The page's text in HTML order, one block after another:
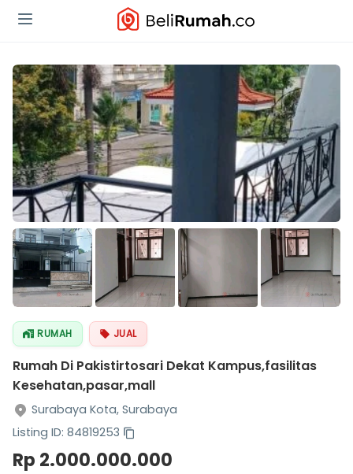
RUMAH JUAL
Rumah Di Pakistirtosari Dekat Kampus,fasilitas
Kesehatan,pasar,mall
Surabaya Kota, Surabaya
Listing ID: 84819253
Rp 2.000.000.000